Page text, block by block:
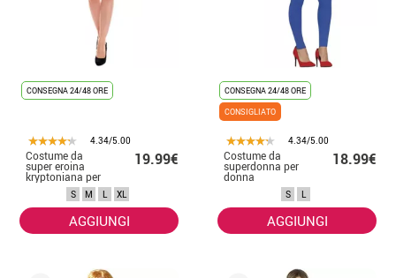
CONSEGNA 24/48 ORE
4.34/5.00
Costume da
super eroina
kryptoniana per
donna
19.99€
S M L XL
AGGIUNGI
CONSEGNA 24/48 ORE
CONSIGLIATO
4.34/5.00
Costume da
superdonna per
donna
18.99€
S L
AGGIUNGI